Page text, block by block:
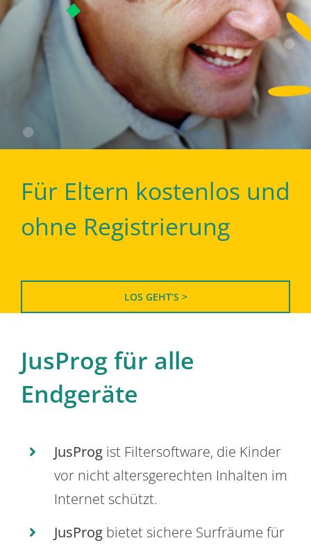
Für Eltern kostenlos und
ohne Registrierung
LOS GEHT’S >
JusProg für alle
Endgeräte
JusProg ist Filtersoftware, die Kinder
vor nicht altersgerechten Inhalten im
Internet schützt.
JusProg bietet sichere Surfräume für